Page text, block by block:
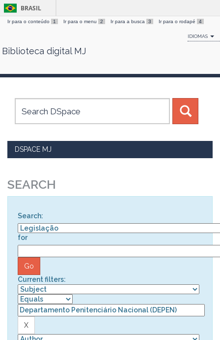
Skip
BRASIL
Ir para o conteúdo 1 Ir para o menu 2 Ir para a busca 3 Ir para o rodapé 4
IDIOMAS
Biblioteca digital MJ
DSPACE MJ
SEARCH
Search:
for
Current filters: